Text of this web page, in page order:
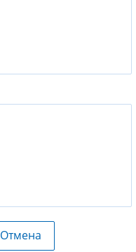
Отмена